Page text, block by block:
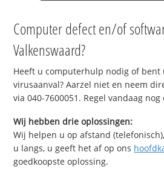
Computer defect en/of
Valkenswaard?
Heeft u computerhulp nodig of bent
virusaanval? Aarzel niet en neem
via 040-7600051. Regel vandaag
Wij hebben drie oplossingen:
Wij helpen u op afstand
u langs, u geeft het af op ons
goedkoopste oplossing.